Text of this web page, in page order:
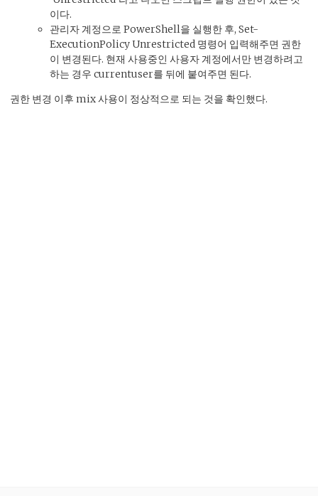
이다.
관리자 계정으로 PowerShell을 실행한 후, Set-
ExecutionPolicy Unrestricted 명령어 입력해주면 권한
이 변경된다. 현재 사용중인 사용자 계정에서만 변경하려고
하는 경우 currentuser를 뒤에 붙여주면 된다.
권한 변경 이후 mix 사용이 정상적으로 되는 것을 확인했다.